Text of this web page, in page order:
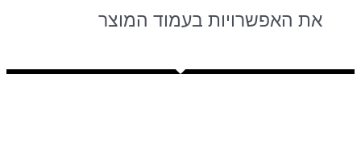
את האפשרויות בעמוד המוצר